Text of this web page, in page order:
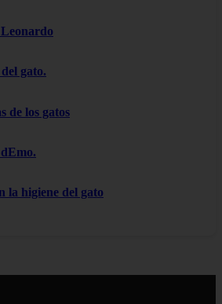
gato.
de los gatos
la higiene del gato